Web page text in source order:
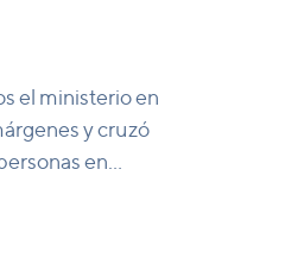
el ministerio en
y cruzó
en